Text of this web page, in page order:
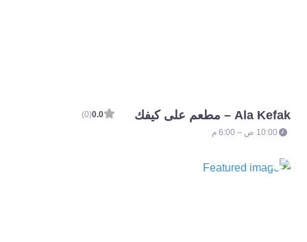
Ala Kefak – مطعم على كيفك 0.0
(0)
10:00 ص – 6:00 م